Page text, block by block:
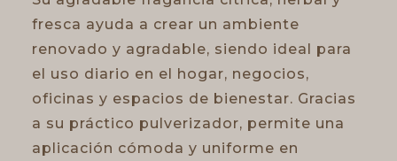
fresca ayuda a crear un ambiente
renovado y agradable, siendo ideal para
el uso diario en el hogar, negocios,
oficinas y espacios de bienestar. Gracias
a su práctico pulverizador, permite una
aplicación cómoda y uniforme en